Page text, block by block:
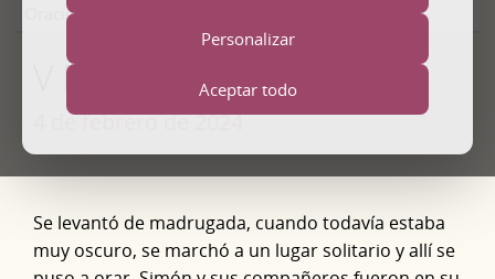
Personalizar
Aceptar todo
Oraciones
V Domingo TO 2024
4 de febrero de 2024
Se levantó de madrugada, cuando todavía estaba
muy oscuro, se marchó a un lugar solitario y allí se